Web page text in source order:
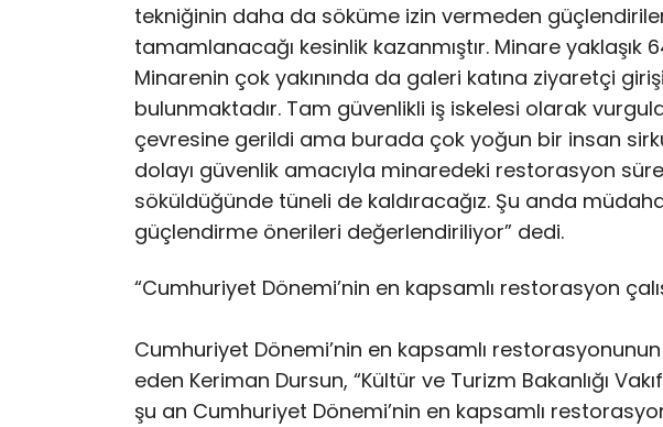
tekniğinin daha da söküme izin vermeden
tamamlanacağı kesinlik kazanmıştır. Minare yaklaşık
Minarenin çok yakınında da galeri katına ziyaretçi
bulunmaktadır. Tam güvenlikli iş iskelesi olarak
çevresine gerildi ama burada çok yoğun bir insan
dolayı güvenlik amacıyla minaredeki restorasyon
söküldüğünde tüneli de kaldıracağız. Şu anda
güçlendirme önerileri değerlendiriliyor” dedi.
“Cumhuriyet Dönemi’nin en kapsamlı restorasyon
Cumhuriyet Dönemi’nin en kapsamlı
eden Keriman Dursun, “Kültür ve Turizm Bakanlığı
şu an Cumhuriyet Dönemi’nin en kapsamlı